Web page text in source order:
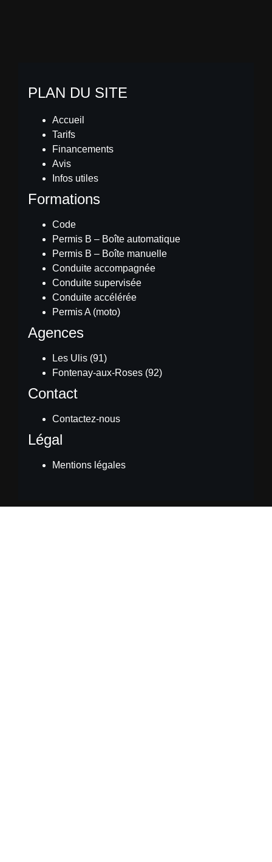
PLAN DU SITE
Accueil
Tarifs
Financements
Avis
Infos utiles
Formations
Code
Permis B – Boîte automatique
Permis B – Boîte manuelle
Conduite accompagnée
Conduite supervisée
Conduite accélérée
Permis A (moto)
Agences
Les Ulis (91)
Fontenay-aux-Roses (92)
Contact
Contactez-nous
Légal
Mentions légales